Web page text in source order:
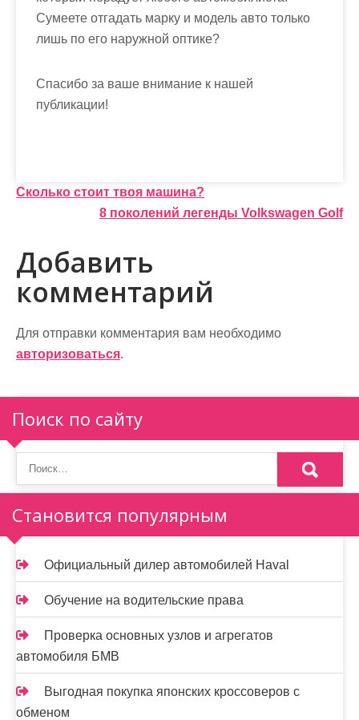
Сумеете отгадать марку и модель авто только
лишь по его наружной оптике?
Спасибо за ваше внимание к нашей
публикации!
Н
в
и
г
а
и
я
п
о
з
а
п
и
с
я
м
Сколько стоит твоя машина?
8 поколений легенды Volkswagen Golf
Добавить
комментарий
Для отправки комментария вам необходимо
авторизоваться.
Поиск по сайту
Становится популярным
Официальный дилер автомобилей Haval
Обучение на водительские права
Проверка основных узлов и агрегатов
автомобиля БМВ
Выгодная покупка японских кроссоверов с
обменом